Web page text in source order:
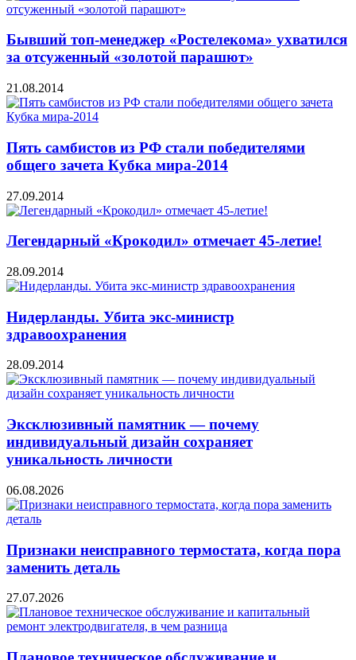
Бывший топ-менеджер «Ростелекома» ухватился
за отсуженный «золотой парашют»
21.08.2014
Пять самбистов из РФ стали победителями
общего зачета Кубка мира-2014
27.09.2014
Легендарный «Крокодил» отмечает 45-летие!
28.09.2014
Нидерланды. Убита экс-министр
здравоохранения
28.09.2014
Эксклюзивный памятник — почему
индивидуальный дизайн сохраняет
уникальность личности
06.08.2026
Признаки неисправного термостата, когда пора
заменить деталь
27.07.2026